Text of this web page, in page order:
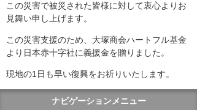
この災害で被災された皆様に対して衷心よりお
見舞い申し上げます。
この災害支援のため、大塚商会ハートフル基金
より日本赤十字社に義援金を贈りました。
現地の1日も早い復興をお祈りいたします。
ナビゲーションメニュー